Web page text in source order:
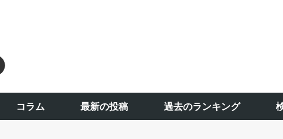
コラム 最新の投稿 過去のランキング